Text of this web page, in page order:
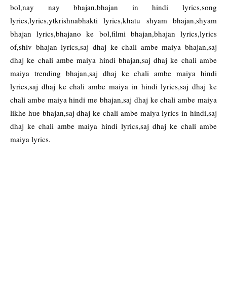
bol,nay nay bhajan,bhajan in hindi lyrics,song
lyrics,lyrics,ytkrishnabhakti lyrics,khatu shyam bhajan,shyam
bhajan lyrics,bhajano ke bol,filmi bhajan,bhajan lyrics,lyrics
of,shiv bhajan lyrics,saj dhaj ke chali ambe maiya bhajan,saj
dhaj ke chali ambe maiya hindi bhajan,saj dhaj ke chali ambe
maiya trending bhajan,saj dhaj ke chali ambe maiya hindi
lyrics,saj dhaj ke chali ambe maiya in hindi lyrics,saj dhaj ke
chali ambe maiya hindi me bhajan,saj dhaj ke chali ambe maiya
likhe hue bhajan,saj dhaj ke chali ambe maiya lyrics in hindi,saj
dhaj ke chali ambe maiya hindi lyrics,saj dhaj ke chali ambe
maiya lyrics.